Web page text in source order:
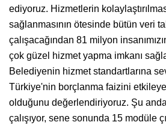
ediyoruz. Hizmetlerin
sağlanmasının ötesinde bütün veri
çalışacağından 81 milyon
çok güzel hizmet yapma imkanı
Belediyenin hizmet standartlarına
Türkiye'nin borçlanma faizini
olduğunu değerlendiriyoruz. Şu
çalışıyor, sene sonunda 15 modüle